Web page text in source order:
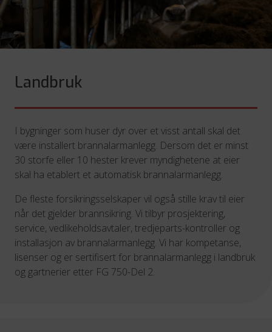
Landbruk
I bygninger som huser dyr over et visst antall skal det
være installert brannalarmanlegg. Dersom det er minst
30 storfe eller 10 hester krever myndighetene at eier
skal ha etablert et automatisk brannalarmanlegg.
De fleste forsikringsselskaper vil også stille krav til eier
når det gjelder brannsikring. Vi tilbyr prosjektering,
service, vedlikeholdsavtaler, tredjeparts-kontroller og
installasjon av brannalarmanlegg. Vi har kompetanse,
lisenser og er sertifisert for brannalarmanlegg i landbruk
og gartnerier etter FG 750-Del 2.